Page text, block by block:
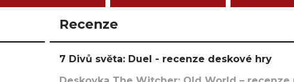
Recenze
7 Divů světa: Duel - recenze deskové hry